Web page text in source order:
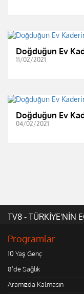
Doğduğun Ev
11/02/2021
Doğduğun Ev
04/02/2021
TV8 - TÜRKİYE'NİN
Programlar
10 Yaş Genç
8'de Sağlık
Aramızda Kalmasın